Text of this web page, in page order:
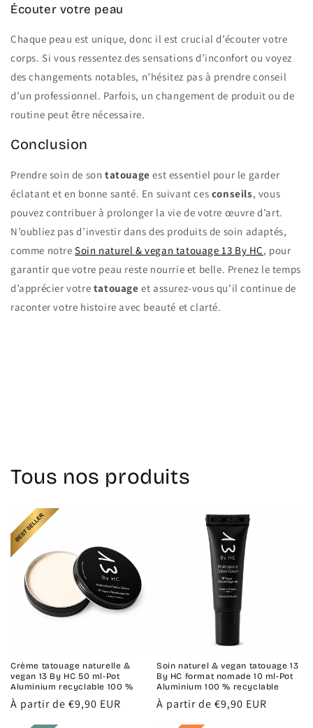
Écouter votre peau
Chaque peau est unique, donc il est crucial d’écouter votre
corps. Si vous ressentez des sensations d’inconfort ou voyez
des changements notables, n’hésitez pas à prendre conseil
d’un professionnel. Parfois, un changement de produit ou de
routine peut être nécessaire.
Conclusion
Prendre soin de son tatouage est essentiel pour le garder
éclatant et en bonne santé. En suivant ces conseils, vous
pouvez contribuer à prolonger la vie de votre œuvre d’art.
N’oubliez pas d’investir dans des produits de soin adaptés,
comme notreSoin naturel & vegan tatouage 13 By HC, pour
garantir que votre peau reste nourrie et belle. Prenez le temps
d’apprécier votre tatouage et assurez-vous qu’il continue de
raconter votre histoire avec beauté et clarté.
Tous nos produits
Crème tatouage naturelle &
vegan 13 By HC 50 ml-Pot
Aluminium recyclable 100 %
Prix
À partir de €9,90 EUR
Soin naturel & vegan tatouage 13
By HC format nomade 10 ml-Pot
Aluminium 100 % recyclable
Prix
À partir de €9,90 EUR